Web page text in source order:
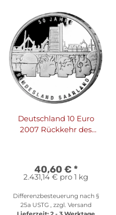
Deutschland 10 Euro
2007 Rückkehr des
40,60 € *
2.431,14 € pro 1 kg
Differenzbesteuerung nach §
25a USTG , zzgl. Versand